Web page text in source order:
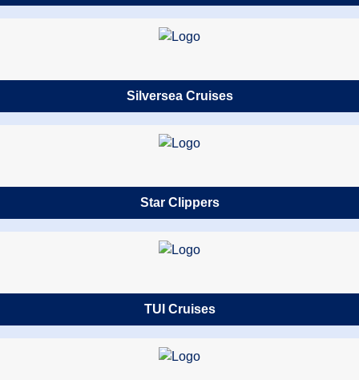
Silversea Cruises
Star Clippers
TUI Cruises